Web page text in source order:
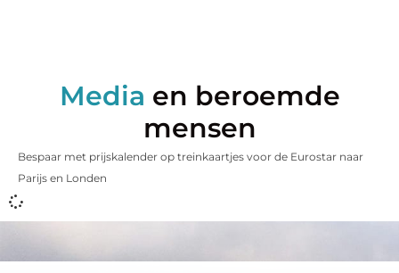
Media en beroemde
mensen
Bespaar met prijskalender op treinkaartjes voor de Eurostar naar
Parijs en Londen